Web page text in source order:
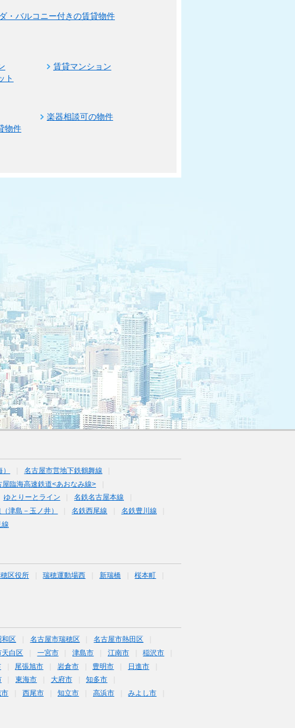
・バルコニー付きの賃貸物件
賃貸マンション
ト
楽器相談可の物件
物件
名古屋市営地下鉄鶴舞線
屋臨海高速鉄道<あおなみ線>
ゆとりーとライン
名鉄名古屋本線
津島－玉ノ井） 名鉄西尾線
名鉄豊川線
線
区役所 瑞穂運動場西 新瑞橋
桜本町
和区 名古屋市瑞穂区
名古屋市熱田区
天白区 一宮市 津島市 江南市
稲沢市
尾張旭市 岩倉市 豊明市
日進市
東海市 大府市
知多市
市 西尾市 知立市 高浜市
みよし市